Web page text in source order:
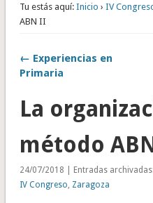
Tu estás aquí: Inicio › IV
ABN II
← Experiencias en
Primaria
La
método
24/07/2018 | Entradas
IV Congreso, Zaragoza